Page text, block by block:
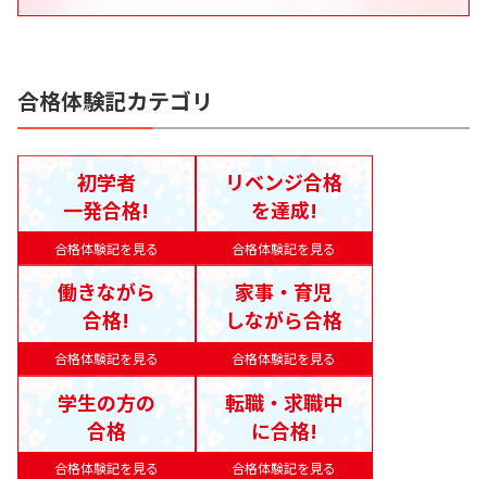
合格体験記カテゴリ
合格体験記を見る
初学者
一発合格!
合格体験記を見る
リベンジ合格
を達成!
合格体験記を見る
働きながら
合格!
合格体験記を見る
家事・育児
しながら合格
合格体験記を見る
学生の方の
合格
合格体験記を見る
転職・求職中
に合格!